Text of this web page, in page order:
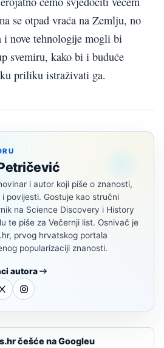
se otpad vraća na Zemlju, no
i nove tehnologije mogli bi
svemiru, kako bi i buduće
priliku istraživati ga.
i autor koji piše o znanosti,
i povijesti. Gostuje kao stručni
na Science Discovery i History
te piše za Večernji list. Osnivač je
prvog hrvatskog portala
popularizaciji znanosti.
autora
češće na Googleu